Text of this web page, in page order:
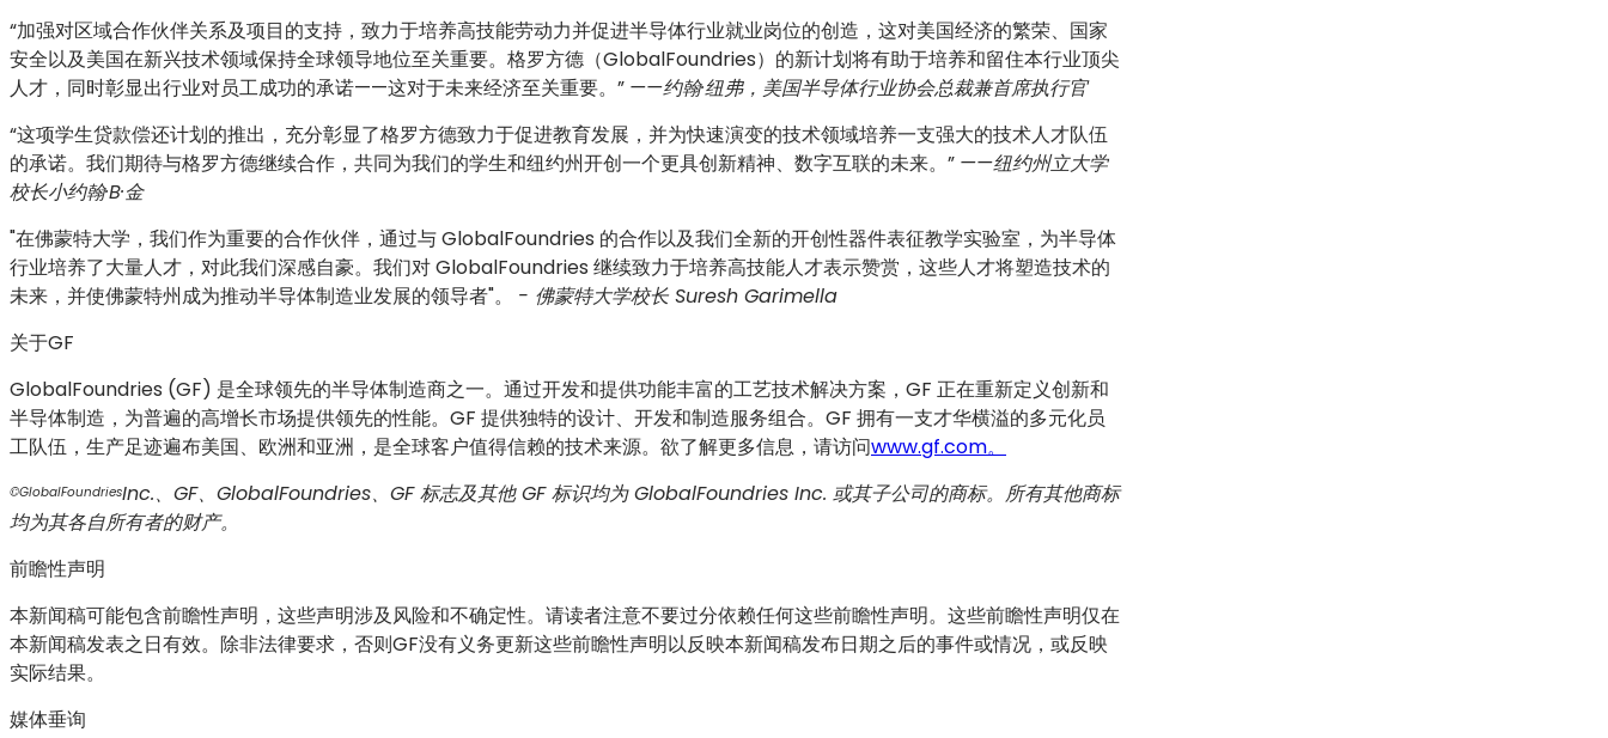
“加强对区域合作伙伴关系及项目的支持，致力于培养高技能劳动力并促进半导体行业就业岗位的创造，这对美国经济的繁荣、国家
安全以及美国在新兴技术领域保持全球领导地位至关重要。格罗方德（GlobalFoundries）的新计划将有助于培养和留住本行业顶尖
人才，同时彰显出行业对员工成功的承诺——这对于未来经济至关重要。” ——约翰·纽弗，美国半导体行业协会总裁兼首席执行官
“这项学生贷款偿还计划的推出，充分彰显了格罗方德致力于促进教育发展，并为快速演变的技术领域培养一支强大的技术人才队伍
的承诺。我们期待与格罗方德继续合作，共同为我们的学生和纽约州开创一个更具创新精神、数字互联的未来。” ——纽约州立大学
校长小约翰·B·金
"在佛蒙特大学，我们作为重要的合作伙伴，通过与 GlobalFoundries 的合作以及我们全新的开创性器件表征教学实验室，为半导体
行业培养了大量人才，对此我们深感自豪。我们对 GlobalFoundries 继续致力于培养高技能人才表示赞赏，这些人才将塑造技术的
未来，并使佛蒙特州成为推动半导体制造业发展的领导者"。 - 佛蒙特大学校长 Suresh Garimella
关于GF
GlobalFoundries (GF) 是全球领先的半导体制造商之一。通过开发和提供功能丰富的工艺技术解决方案，GF 正在重新定义创新和
半导体制造，为普遍的高增长市场提供领先的性能。GF 提供独特的设计、开发和制造服务组合。GF 拥有一支才华横溢的多元化员
工队伍，生产足迹遍布美国、欧洲和亚洲，是全球客户值得信赖的技术来源。欲了解更多信息，请访问www.gf.com。
©GlobalFoundriesInc.、GF、GlobalFoundries、GF 标志及其他 GF 标识均为 GlobalFoundries Inc. 或其子公司的商标。所有其他商标
均为其各自所有者的财产。
前瞻性声明
本新闻稿可能包含前瞻性声明，这些声明涉及风险和不确定性。请读者注意不要过分依赖任何这些前瞻性声明。这些前瞻性声明仅在
本新闻稿发表之日有效。除非法律要求，否则GF没有义务更新这些前瞻性声明以反映本新闻稿发布日期之后的事件或情况，或反映
实际结果。
媒体垂询